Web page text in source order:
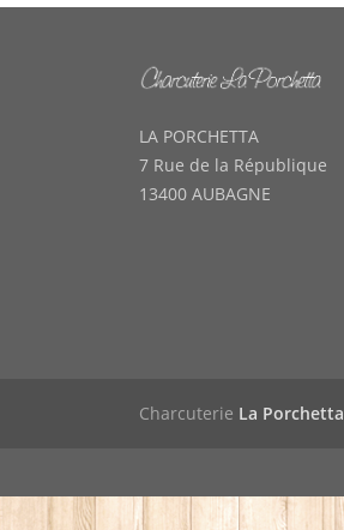
LA PORCHETTA
7 Rue de la République
13400 AUBAGNE
Charcuterie La Porchetta